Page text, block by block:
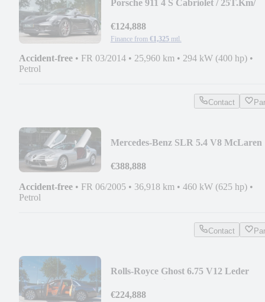
Porsche 911 4 S Cabriolet / 25T.Km/
€124,888
Finance from €1,325 mtl.
Accident-free • FR 03/2014 • 25,960 km • 294 kW (400 hp) •
Petrol
Contact
Mercedes-Benz SLR 5.4 V8 McLaren
€388,888
Accident-free • FR 06/2005 • 36,918 km • 460 kW (625 hp) •
Petrol
Contact
Rolls-Royce Ghost 6.75 V12 Leder
€224,888